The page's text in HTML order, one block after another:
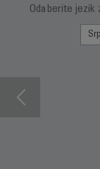
Odaberite jezik